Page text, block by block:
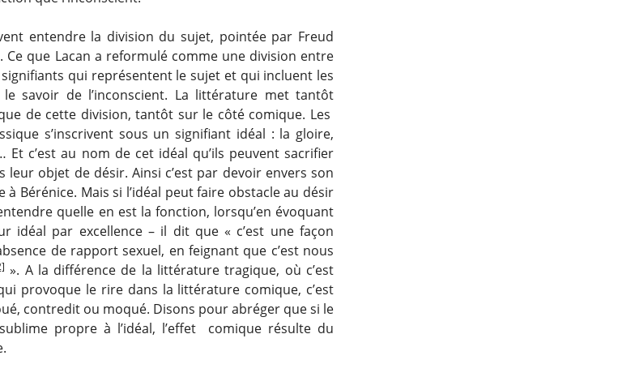
entendre la division du sujet, pointée par Freud
Ce que Lacan a reformulé comme une division entre
qui représentent le sujet et qui incluent les
le savoir de l’inconscient. La littérature met tantôt
de cette division, tantôt sur le côté comique. Les
s’inscrivent sous un signifiant idéal : la gloire,
Et c’est au nom de cet idéal qu’ils peuvent sacrifier
objet de désir. Ainsi c’est par devoir envers son
à Bérénice. Mais si l’idéal peut faire obstacle au désir
quelle en est la fonction, lorsqu’en évoquant
idéal par excellence – il dit que « c’est une façon
de rapport sexuel, en feignant que c’est nous
». A la différence de la littérature tragique, où c’est
provoque le rire dans la littérature comique, c’est
contredit ou moqué. Disons pour abréger que si le
propre à l’idéal, l’effet comique résulte du